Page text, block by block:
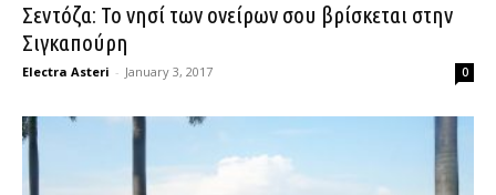
Σεντόζα: Το νησί των ονείρων σου βρίσκεται στην
Σιγκαπούρη
Electra Asteri - January 3, 2017 0